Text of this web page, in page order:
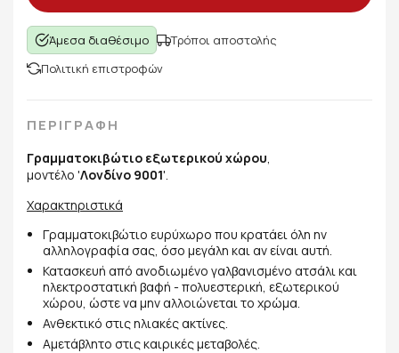
Άμεσα διαθέσιμο
Τρόποι αποστολής
Πολιτική επιστροφών
ΠΕΡΙΓΡΑΦΗ
Γραμματοκιβώτιο εξωτερικού χώρου,
μοντέλο 'Λονδίνο 9001'.
Χαρακτηριστικά
Γραμματοκιβώτιο ευρύχωρο που κρατάει όλη ην
αλληλογραφία σας, όσο μεγάλη και αν είναι αυτή.
Κατασκευή από ανοδιωμένο γαλβανισμένο ατσάλι και
ηλεκτροστατική βαφή - πολυεστερική, εξωτερικού
χώρου, ώστε να μην αλλοιώνεται το χρώμα.
Ανθεκτικό στις ηλιακές ακτίνες.
Αμετάβλητο στις καιρικές μεταβολές.